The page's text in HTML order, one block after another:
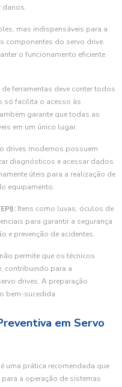
danos.
mas indispensáveis para a
componentes do servo drive.
o funcionamento eficiente
ferramentas deve conter todos
só facilita o acesso às
garante que todas as
em um único lugar.
drives modernos possuem
diagnósticos e acessar dados
úteis para a realização de
equipamento.
Itens como luvas, óculos de
para garantir a segurança
e prevenção de acidentes.
permite que os técnicos
contribuindo para a
drives. A preparação
bem-sucedida.
em Servo
uma prática recomendada que
a operação de sistemas